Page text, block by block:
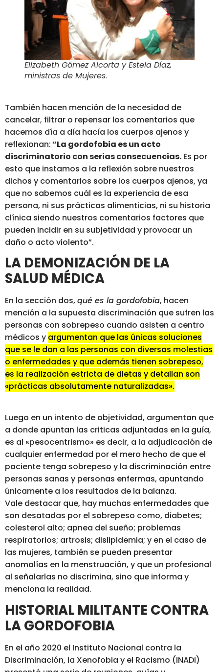
Elizabeth Gómez Alcorta y Estela Díaz,
ministras de Mujeres.
También hacen mención de la necesidad de
cancelar, filtrar o repensar los comentarios que
hacemos día a día hacía los cuerpos ajenos y
reflexionan:“La gordofobia es un acto
discriminatorio con serias consecuencias. Es por
esto que instamos a la reflexión sobre nuestros
dichos y comentarios sobre los cuerpos ajenos, ya
que no sabemos cuál es la experiencia de esa
persona, ni sus prácticas alimenticias, ni su historia
clínica siendo nuestros comentarios factores que
pueden incidir en su subjetividad y provocar un
daño o acto violento”.
LA DEMONIZACIÓN DE LA
SALUD MÉDICA
En la sección dos, qué es la gordofobia, hacen
mención a la supuesta discriminación que sufren las
personas con sobrepeso cuando asisten a centro
médicos y argumentan que las únicas soluciones
que se le dan a las personas con diversas molestias
o enfermedades y que además tienen sobrepeso,
es la realización estricta de dietas y detallan son
«prácticas absolutamente naturalizadas».
Luego en un intento de objetividad, argumentan que
a donde apuntan las criticas adjuntadas en la guía,
es al «pesocentrismo» es decir, a la adjudicación de
cualquier enfermedad por el mero hecho de que el
paciente tenga sobrepeso y la discriminación entre
personas sanas y personas enfermas, apuntando
únicamente a los resultados de la balanza.
Vale destacar que, hay muchas enfermedades que
son desatadas por el sobrepeso como, diabetes;
colesterol alto; apnea del sueño; problemas
respiratorios; artrosis; dislipidemia; y en el caso de
las mujeres, también se pueden presentar
anomalías en la menstruación, y que un profesional
al señalarlas no discrimina, sino que informa y
menciona la realidad.
HISTORIAL MILITANTE CONTRA
LA GORDOFOBIA
En el año 2020 el Instituto Nacional contra la
Discriminación, la Xenofobia y el Racismo (INADI)